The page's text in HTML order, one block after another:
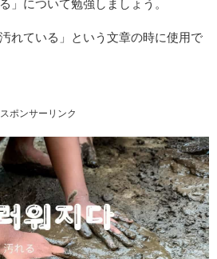
」について勉強しましょう。
れている」という文章の時に使用で
スポンサーリンク